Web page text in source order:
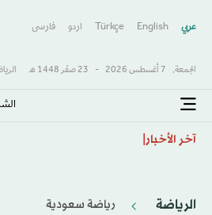
عربي English
Türkçe اردو فارسى
الجمعة, 7 أغسطس 2026 - 23 صفَر 1448 هـ
آخر الأخبار
الرياضة رياضة سعودية